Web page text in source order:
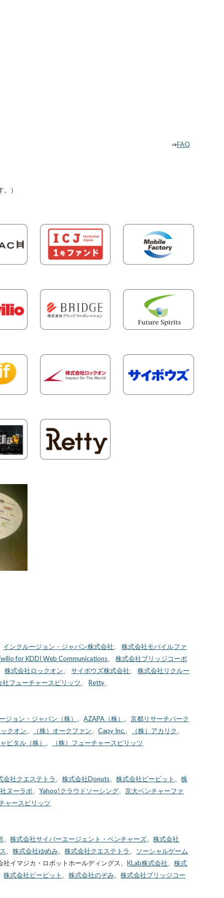
⇒FAQ
）
インクルージョン・ジャパン株式会社
株式会社モバイルファ
for KDDI Web Communications
株式会社ブリッジコーポ
株式会社ロックオン サイボウズ株式会社
株式会社リクルー
社フューチャースピリッツ Retty
ジョン・ジャパン（株） 、AZAPA（株） 、京都リサーチパーク
ックオン （株）オークファン 、Capy Inc. （株）アカリク
ピタル（株） （株）フューチャースピリッツ
会社クエステトラ 、株式会社Donuts 、株式会社ビービット 、株
ヌーラボ 、Yahoo!クラウドソーシング 、京大ベンチャーファ
ャースピリッツ
、株式会社サイバーエージェント・ベンチャーズ 、株式会社
、株式会社ゆめみ 、株式会社クエステトラ
ソーシャルゲーム
社イマジカ・ロボットホールディングス、KLab株式会社 、株式
、株式会社ビービット 、株式会社のぞみ 、株式会社ブリッジコー